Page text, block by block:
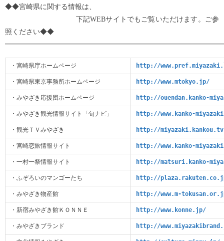
◆◆宮崎県に関する情報は、
下記WEBサイトでもご覧いただけます。ご参
照ください◆◆
・宮崎県庁ホームページ http://
・宮崎県東京事務所ホームページ http://www.mtokyo.jp/
・みやざき応援団ホームページ http://ouendan.kanko-
・みやざき観光情報サイト「旬ナビ」 http://www.kanko-
・観光ＴＶみやざき http://
・宮崎恋旅情報サイト http://www.kanko-
・一村一祭情報サイト http://matsuri.kanko-
・ふぞろいのマンゴーたち http://
・みやざき物産館 http://www.m-
・新宿みやざき館ＫＯＮＮＥ http://www.konne.jp/
・みやざきブランド http://